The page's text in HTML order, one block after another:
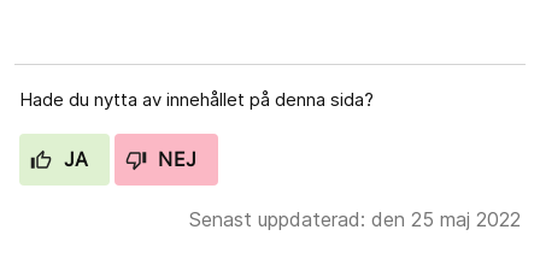
Hade du nytta av innehållet på denna sida?
JA NEJ
Senast uppdaterad: den 25 maj 2022